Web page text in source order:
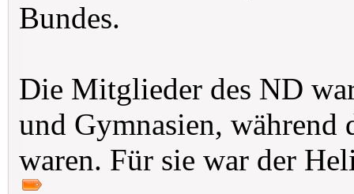
Bundes.
Die Mitglieder des ND
und Gymnasien, während
waren. Für sie war der